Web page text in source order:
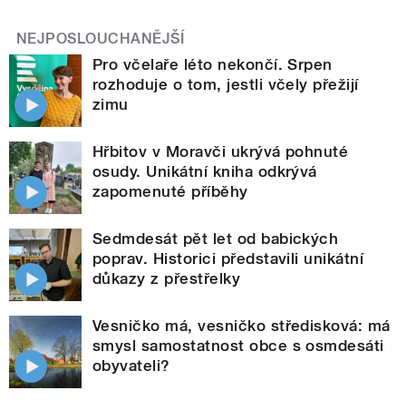
NEJPOSLOUCHANĚJŠÍ
Pro včelaře léto nekončí. Srpen
rozhoduje o tom, jestli včely přežijí
zimu
Hřbitov v Moravči ukrývá pohnuté
osudy. Unikátní kniha odkrývá
zapomenuté příběhy
Sedmdesát pět let od babických
poprav. Historici představili unikátní
důkazy z přestřelky
Vesničko má, vesničko středisková: má
smysl samostatnost obce s osmdesáti
obyvateli?